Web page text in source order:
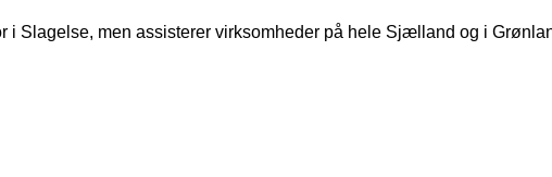
i Slagelse, men assisterer virksomheder på hele Sjælland og i